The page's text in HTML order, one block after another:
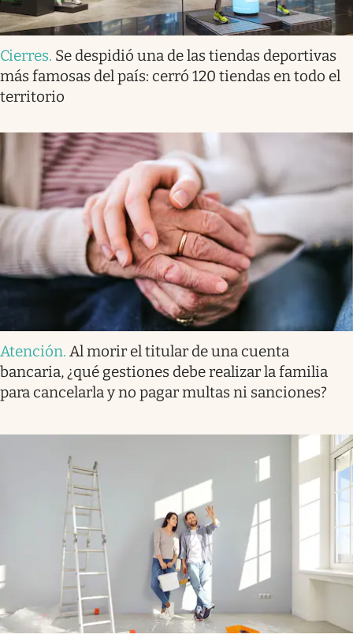
Cierres. Se despidió una de las tiendas deportivas
más famosas del país: cerró 120 tiendas en todo el
territorio
Atención. Al morir el titular de una cuenta
bancaria, ¿qué gestiones debe realizar la familia
para cancelarla y no pagar multas ni sanciones?